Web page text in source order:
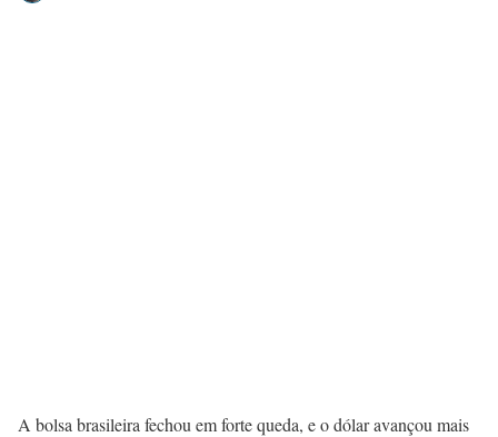
A bolsa brasileira fechou em forte queda, e o dólar avançou mais